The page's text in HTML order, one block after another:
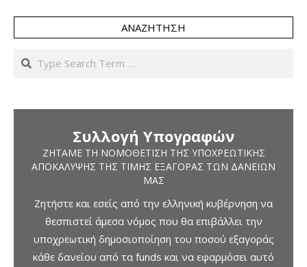
ΑΝΑΖΉΤΗΣΗ
Search
Συλλογή Υπογραφών
ΖΗΤΆΜΕ ΤΗ ΝΟΜΟΘΈΤΙΣΗ ΤΗΣ ΥΠΟΧΡΕΩΤΙΚΉΣ
ΑΠΟΚΆΛΥΨΗΣ ΤΗΣ ΤΙΜΉΣ ΕΞΑΓΟΡΆΣ ΤΩΝ ΔΑΝΕΊΩΝ
ΜΑΣ
Ζητήστε και εσείς από την ελληνική κυβέρνηση να
θεσπιστεί άμεσα νόμος που θα επιβάλλει την
υποχρεωτική δημοσιοποίηση του ποσού εξαγοράς
κάθε δανείου από τα funds και να εφαρμόσει αυτό